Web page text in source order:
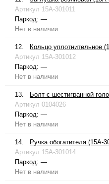
Артикул 15A-301011
Паркод: —
Нет в наличии
12.
Кольцо уплотнительное
Артикул 15A-301012
Паркод: —
Нет в наличии
13.
Болт с шестигранной
Артикул 0104026
Паркод: —
Нет в наличии
14.
Ручка обогатителя (15A-
Артикул 15A-301014
Паркод: —
Нет в наличии